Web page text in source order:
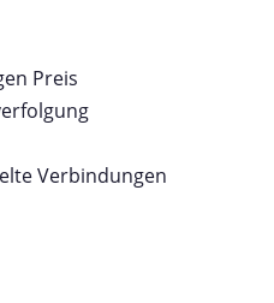
Preis
Verbindungen